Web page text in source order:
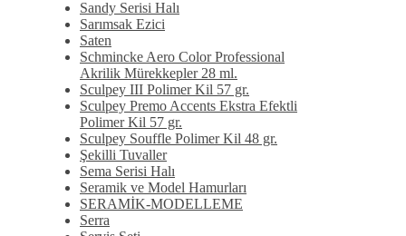
Sandy Serisi Halı
Sarımsak Ezici
Saten
Schmincke Aero Color Professional
Akrilik Mürekkepler 28 ml.
Sculpey III Polimer Kil 57 gr.
Sculpey Premo Accents Ekstra Efektli
Polimer Kil 57 gr.
Sculpey Souffle Polimer Kil 48 gr.
Şekilli Tuvaller
Sema Serisi Halı
Seramik ve Model Hamurları
SERAMİK-MODELLEME
Serra